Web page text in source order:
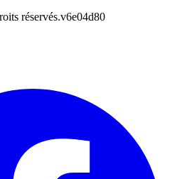
réservés.v6e04d80